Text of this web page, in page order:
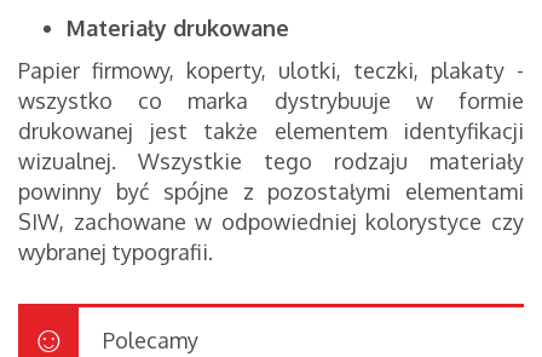
Materiały drukowane
Papier firmowy, koperty, ulotki, teczki, plakaty -
wszystko co marka dystrybuuje w formie
drukowanej jest także elementem identyfikacji
wizualnej. Wszystkie tego rodzaju materiały
powinny być spójne z pozostałymi elementami
SIW, zachowane w odpowiedniej kolorystyce czy
wybranej typografii.
Polecamy